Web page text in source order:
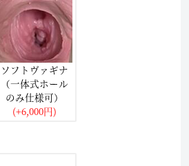
ソフトヴァギナ
（一体式ホール
のみ仕様可）
(+6,000円)